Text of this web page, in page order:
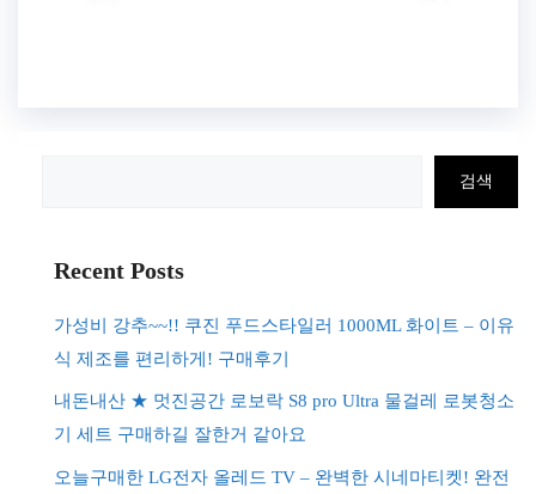
검색
Recent Posts
가성비 강추~~!! 쿠진 푸드스타일러 1000ML 화이트 – 이유
식 제조를 편리하게! 구매후기
내돈내산 ★ 멋진공간 로보락 S8 pro Ultra 물걸레 로봇청소
기 세트 구매하길 잘한거 같아요
오늘구매한 LG전자 올레드 TV – 완벽한 시네마티켓! 완전